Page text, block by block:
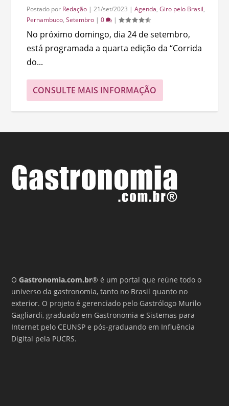
Postado por Redação |21/set/2023 |Agenda,Giro pelo Brasil,
Pernambuco,Setembro |0 |
No próximo domingo, dia 24 de setembro,
está programada a quarta edição da “Corrida
do...
CONSULTE MAIS INFORMAÇÃO
OGastronomia.com.br® é um portal que reúne todo o
universo da gastronomia, tanto no Brasil quanto no
exterior. O projeto é gerenciado pelo Gastrólogo Murilo
Gagliardi, graduado em Gastronomia e Sistemas para
Internet pelo CEUNSP e pós-graduando em Influência
Digital pela PUCRS.